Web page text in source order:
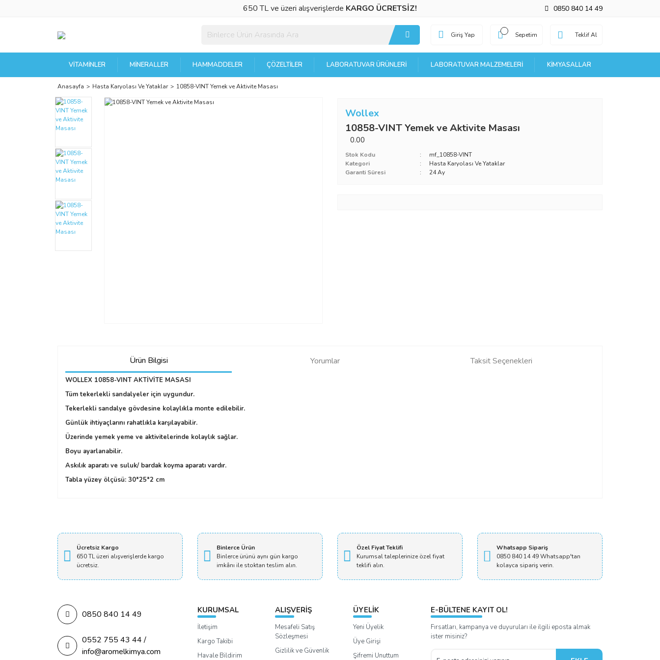
650 TL ve üzeri alışverişlerde KARGO ÜCRETSİZ! 0850 840 14 49
Giriş Yap Sepetim Teklif Al
VITAMINLER MINERALLER HAMMADDELER ÇÖZELTILER LABORATUVAR ÜRÜNLERI LABORATUVAR MALZEMELERI KIMYASALLAR
Anasayfa Hasta Karyolası Ve Yataklar 10858-VINT Yemek ve Aktivite Masası
Wollex
10858-VINT Yemek ve Aktivite Masası
0.00
Stok Kodu
mf_10858-VINT
Kategori
Hasta Karyolası Ve Yataklar
Garanti Süresi
24 Ay
Ürün Bilgisi Yorumlar Taksit Seçenekleri
WOLLEX 10858-VINT AKTİVİTE MASASI
Tüm tekerlekli sandalyeler için uygundur.
Tekerlekli sandalye gövdesine kolaylıkla monte edilebilir.
Günlük ihtiyaçlarını rahatlıkla karşılayabilir.
Üzerinde yemek yeme ve aktivitelerinde kolaylık sağlar.
Boyu ayarlanabilir.
Askılık aparatı ve suluk/ bardak koyma aparatı vardır.
Tabla yüzey ölçüsü: 30*25*2 cm
Ücretsiz Kargo
650 TL üzeri alışverişlerde kargo
ücretsiz.
Binlerce Ürün
Binlerce ürünü aynı gün kargo
imkânı ile stoktan teslim alın.
Özel Fiyat Teklifi
Kurumsal taleplerinize özel fiyat
teklifi alın.
Whatsapp Sipariş
0850 840 14 49 Whatsapp'tan
kolayca sipariş verin.
0850 840 14 49
0552 755 43 44 /
info@aromelkimya.com
KURUMSAL
İletişim
Kargo Takibi
Havale Bildirim
ALIŞVERİŞ
Mesafeli Satış
Sözleşmesi
Gizlilik ve Güvenlik
ÜYELİK
Yeni Üyelik
Üye Girişi
Şifremi Unuttum
E-BÜLTENE KAYIT OL!
Fırsatları, kampanya ve duyuruları ile ilgili eposta almak
ister misiniz?